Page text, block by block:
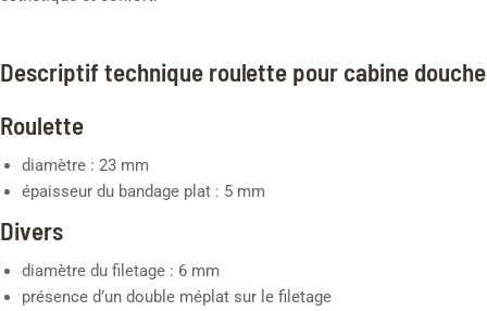
Descriptif technique roulette pour cabine douche
Roulette
diamètre : 23 mm
épaisseur du bandage plat : 5 mm
Divers
diamètre du filetage : 6 mm
présence d’un double méplat sur le filetage